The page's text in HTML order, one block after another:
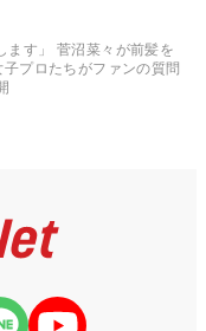
ます」 菅沼菜々が前髪を
プロたちがファンの質問